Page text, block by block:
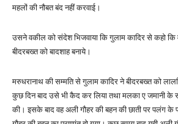
महलों की नौबत बंद नहीं करवाई।
उसने वकील को संदेश भिजवाया कि गुलाम कादिर से कहो कि
बीदरबख्त को बादशाह बनाये।
मरुधरानाथ की सम्मति से गुलाम कादिर ने बीदरबख्त को
कुछ दिन बाद उसे भी कैद कर लिया तथा मलका ए जमानी के
की। इसके बाद वह अली गौहर की बहन की छाती पर पलंग